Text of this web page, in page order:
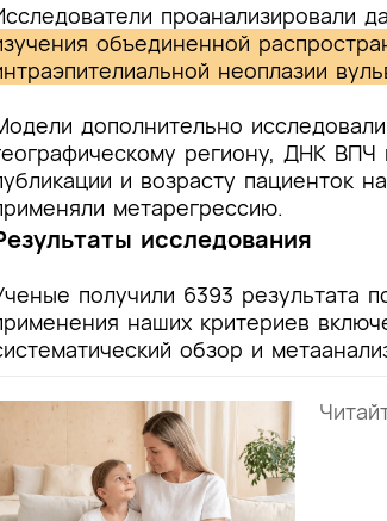
проанализировали
объединенной
неоплазии
дополнительно
региону, ДНК ВПЧ
и возрасту пациенток
метарегрессию.
исследования
получили 6393 результата
наших критериев
обзор и